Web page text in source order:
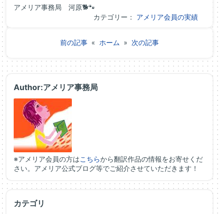
アメリア事務局 河原🐕🐾
カテゴリー： アメリア会員の実績
前の記事 « ホーム » 次の記事
Author:アメリア事務局
※アメリア会員の方はこちらから翻訳作品の情報をお寄せくだ
さい。アメリア公式ブログ等でご紹介させていただきます！
カテゴリ